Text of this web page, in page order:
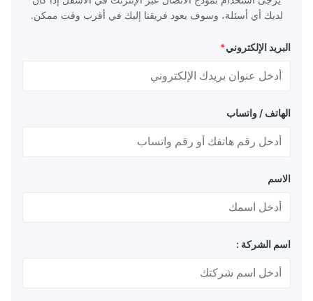
لديك أي أسئلة، وسوف يعود فريقنا إليك في أقرب وقت ممكن.
البريد الإلكتروني*
الهاتف / واتساب
اسم الشركة :